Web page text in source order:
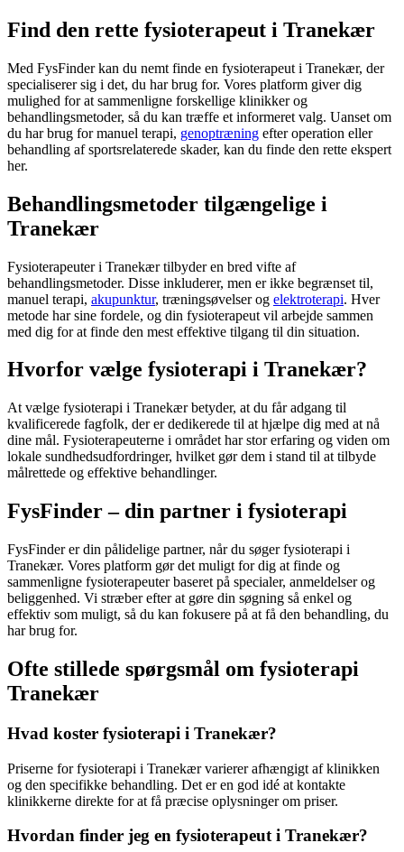
Find den rette fysioterapeut i Tranekær
Med FysFinder kan du nemt finde en fysioterapeut i Tranekær, der
specialiserer sig i det, du har brug for. Vores platform giver dig
mulighed for at sammenligne forskellige klinikker og
behandlingsmetoder, så du kan træffe et informeret valg. Uanset om
du har brug for manuel terapi, genoptræning efter operation eller
behandling af sportsrelaterede skader, kan du finde den rette ekspert
her.
Behandlingsmetoder tilgængelige i
Tranekær
Fysioterapeuter i Tranekær tilbyder en bred vifte af
behandlingsmetoder. Disse inkluderer, men er ikke begrænset til,
manuel terapi, akupunktur, træningsøvelser og elektroterapi. Hver
metode har sine fordele, og din fysioterapeut vil arbejde sammen
med dig for at finde den mest effektive tilgang til din situation.
Hvorfor vælge fysioterapi i Tranekær?
At vælge fysioterapi i Tranekær betyder, at du får adgang til
kvalificerede fagfolk, der er dedikerede til at hjælpe dig med at nå
dine mål. Fysioterapeuterne i området har stor erfaring og viden om
lokale sundhedsudfordringer, hvilket gør dem i stand til at tilbyde
målrettede og effektive behandlinger.
FysFinder – din partner i fysioterapi
FysFinder er din pålidelige partner, når du søgerfysioterapi i
Tranekær. Vores platform gør det muligt for dig at finde og
sammenligne fysioterapeuter baseret på specialer, anmeldelser og
beliggenhed. Vi stræber efter at gøre din søgning så enkel og
effektiv som muligt, så du kan fokusere på at få den behandling, du
har brug for.
Ofte stillede spørgsmål om fysioterapi
Tranekær
Hvad koster fysioterapi i Tranekær?
Priserne forfysioterapi i Tranekær varierer afhængigt af klinikken
og den specifikke behandling. Det er en god idé at kontakte
klinikkerne direkte for at få præcise oplysninger om priser.
Hvordan finder jeg en fysioterapeut i Tranekær?